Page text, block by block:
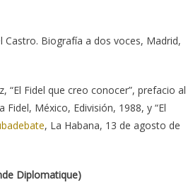
Castro. Biografía a dos voces, Madrid,
“El Fidel que creo conocer”, prefacio al
Fidel, México, Edivisión, 1988, y “El
, La Habana, 13 de agosto de
Diplomatique)